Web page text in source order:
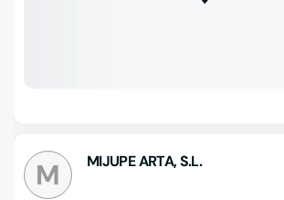
M MIJUPE ARTA, S.L.